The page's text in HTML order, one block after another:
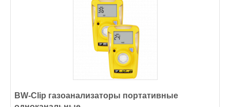
BW-Clip газоанализаторы портативные